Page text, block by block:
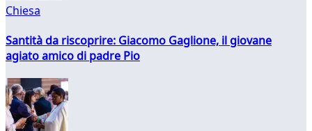
Chiesa
Santità da riscoprire: Giacomo Gaglione, il giovane
agiato amico di padre Pio